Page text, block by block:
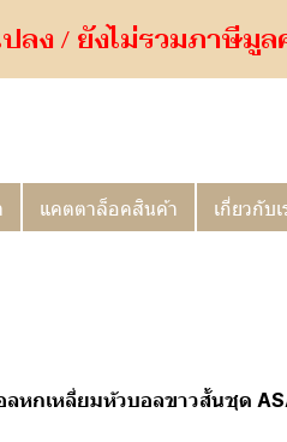
ลง / ยังไม่รวมภาษีมูล
แคตตาล็อคสินค้า เกี่ยวกับเ
ลหกเหลี่ยมหัวบอลขาวสั้นชุด